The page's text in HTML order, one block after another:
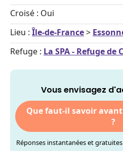
Croisé : Oui
Lieu : Île-de-France>
Refuge : La SPA - Refuge de
Vous envisagez
Que faut-il savoir
?
Réponses instantanées et